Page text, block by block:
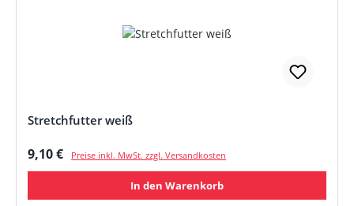
Stretchfutter weiß
Regulärer Preis:
9,10 € Preise inkl. MwSt. zzgl. Versandkosten
In den Warenkorb